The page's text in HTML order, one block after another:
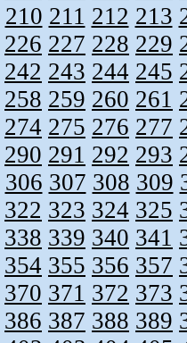
210 211 212 213
226 227 228 229
242 243 244 245
258 259 260 261
274 275 276 277
290 291 292 293
306 307 308 309
322 323 324 325
338 339 340 341
354 355 356 357
370 371 372 373
386 387 388 389